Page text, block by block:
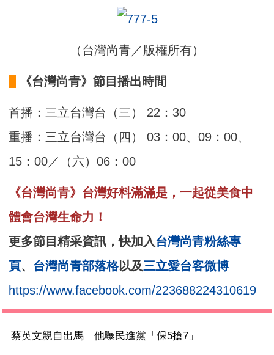
（台灣尚青／版權所有）
《台灣尚青》節目播出時間
首播：三立台灣台（三） 22：30
重播：三立台灣台（四） 03：00、09：00、
15：00／（六）06：00
《台灣尚青》台灣好料滿滿是，一起從美食中
體會台灣生命力！
更多節目精采資訊，快加入台灣尚青粉絲專
頁、 台灣尚青部落格以及三立愛台客微博
https://www.facebook.com/223688224310619
蔡英文親自出馬 他曝民進黨「保5搶7」